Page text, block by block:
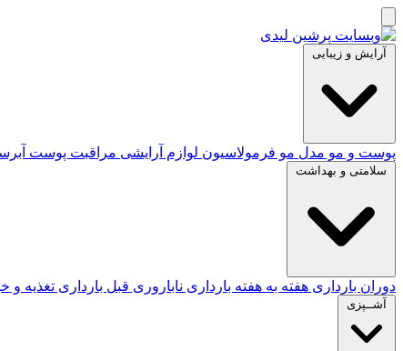
آرایش و زیبایی
پوست و مو مدل مو فرمولاسیون لوازم آرایشی مراقبت پوست
سلامتی و بهداشت
دوران بارداری هفته به هفته بارداری ناباروری قبل بارداری تغذیه و
آشــپزی